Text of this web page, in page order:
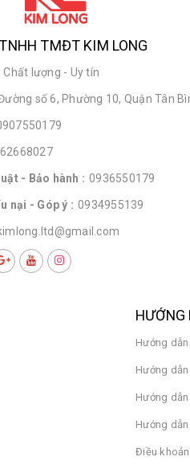
TMĐT KIM LONG
Chất lượng - Uy tín
số 6, Phường 10, Quận Tân
- Bảo hành : 0936550179
nại - Góp ý : 0934955139
HƯỚNG
Hướng
Hướng
Hướng
Hướng
Điều